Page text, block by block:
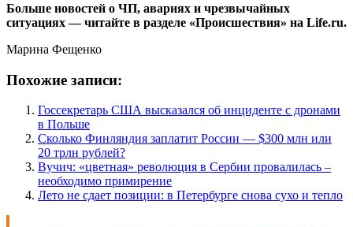
Больше новостей о ЧП, авариях и чрезвычайных
ситуациях — читайте в разделе «Происшествия» на Life.ru.
Марина Фещенко
Похожие записи:
Госсекретарь США высказался об инциденте с дронами
в Польше
Сколько Финляндия заплатит России — $300 млн или
20 трлн рублей?
Вучич: «цветная» революция в Сербии провалилась –
необходимо примирение
Лето не сдает позиции: в Петербурге снова сухо и тепло